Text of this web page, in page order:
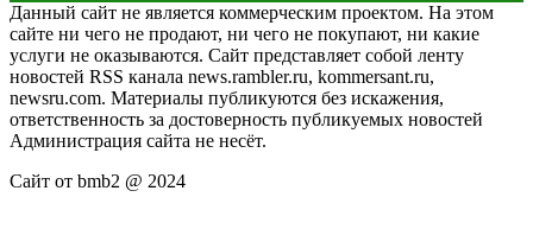
Данный сайт не является коммерческим проектом. На этом
сайте ни чего не продают, ни чего не покупают, ни какие
услуги не оказываются. Сайт представляет собой ленту
новостей RSS канала news.rambler.ru, kommersant.ru,
newsru.com. Материалы публикуются без искажения,
ответственность за достоверность публикуемых новостей
Администрация сайта не несёт.
Сайт от bmb2 @ 2024